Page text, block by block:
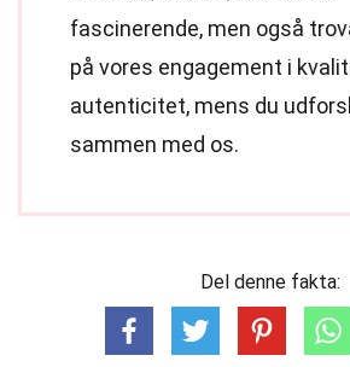
fascinerende, men også
på vores engagement i
autenticitet, mens du
sammen med os.
Del denne fakta: